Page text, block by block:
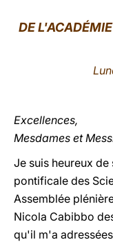
DE
Excellences,
Mesdames et
Je suis heureux
pontificale des
Assemblée
Nicola Cabibbo
qu'il m'a